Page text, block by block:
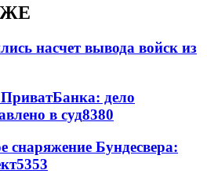
насчет вывода войск из
ПриватБанка: дело
в суд8380
Бундесвера:
5353